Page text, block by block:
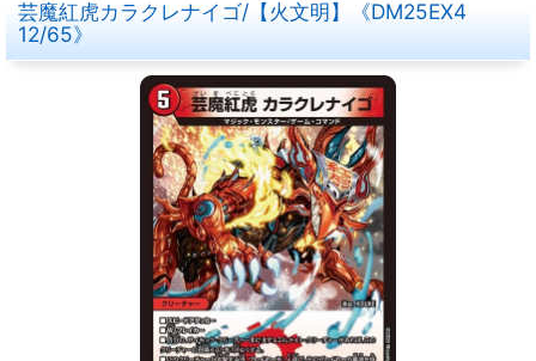
芸魔紅虎カラクレナイゴ/【火文明】《DM25EX4
12/65》